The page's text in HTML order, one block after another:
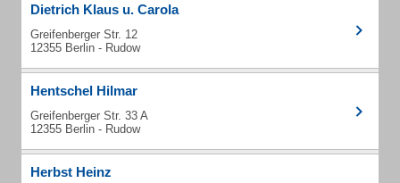
Dietrich Klaus u. Carola
Greifenberger Str. 12
12355 Berlin - Rudow
Hentschel Hilmar
Greifenberger Str. 33 A
12355 Berlin - Rudow
Herbst Heinz